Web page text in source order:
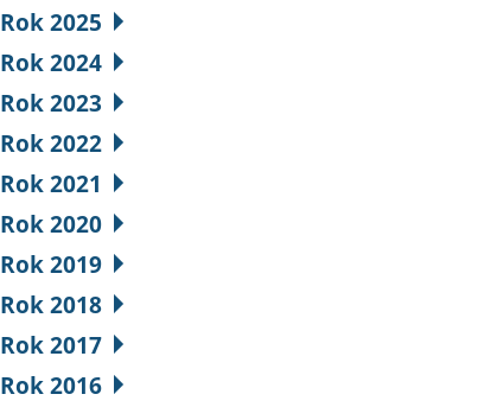
Rok 2025
Rok 2024
Rok 2023
Rok 2022
Rok 2021
Rok 2020
Rok 2019
Rok 2018
Rok 2017
Rok 2016